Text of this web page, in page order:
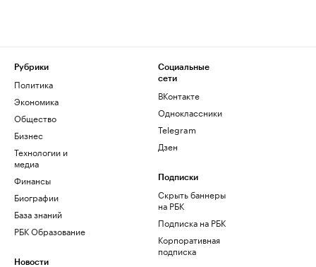
Рубрики
Политика
Экономика
Общество
Бизнес
Технологии и
медиа
Финансы
Биографии
База знаний
РБК Образование
Новости
Социальные
сети
ВКонтакте
Одноклассники
Telegram
Дзен
Подписки
Скрыть баннеры
на РБК
Подписка на РБК
Корпоративная
подписка